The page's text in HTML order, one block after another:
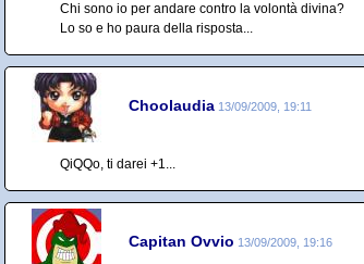
Chi sono io per andare contro la volontà divina?
Lo so e ho paura della risposta...
Choolaudia 13/09/2009, 19:11
QiQQo, ti darei +1...
Capitan Ovvio 13/09/2009, 19:16